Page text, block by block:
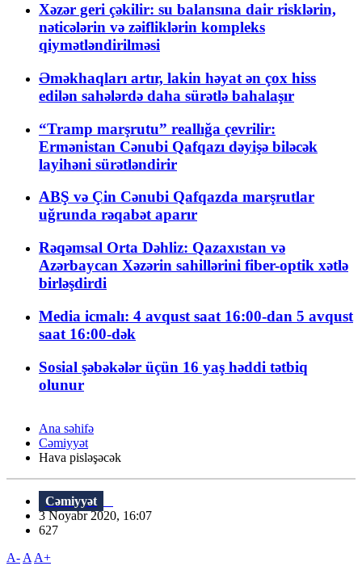
Xəzər geri çəkilir: su balansına dair risklərin,
nəticələrin və zəifliklərin kompleks
qiymətləndirilməsi
Əməkhaqları artır, lakin həyat ən çox hiss
edilən sahələrdə daha sürətlə bahalaşır
“Tramp marşrutu” reallığa çevrilir:
Ermənistan Cənubi Qafqazı dəyişə biləcək
layihəni sürətləndirir
ABŞ və Çin Cənubi Qafqazda marşrutlar
uğrunda rəqabət aparır
Rəqəmsal Orta Dəhliz: Qazaxıstan və
Azərbaycan Xəzərin sahillərini fiber-optik xətlə
birləşdirdi
Media icmalı: 4 avqust saat 16:00-dan 5 avqust
saat 16:00-dək
Sosial şəbəkələr üçün 16 yaş həddi tətbiq
olunur
Ana səhifə
Cəmiyyət
Hava pisləşəcək
Cəmiyyət
3 Noyabr 2020, 16:07
627
A- A A+